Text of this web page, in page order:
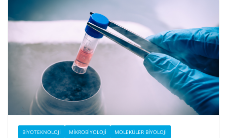
BIYOTEKNOLOJI MIKROBIYOLOJI
MOLEKÜLER BIYOLOJI